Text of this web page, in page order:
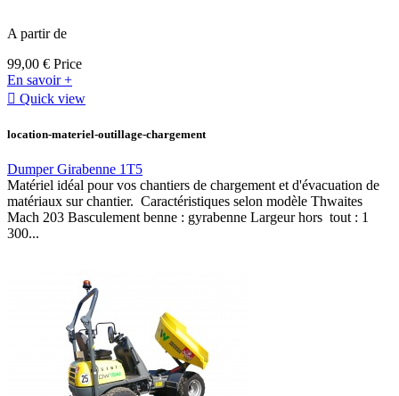
A partir de
99,00 € Price
En savoir +
 Quick view
location-materiel-outillage-chargement
Dumper Girabenne 1T5
Matériel idéal pour vos chantiers de chargement et d'évacuation de
matériaux sur chantier. Caractéristiques selon modèle Thwaites
Mach 203 Basculement benne : gyrabenne Largeur hors tout : 1
300...